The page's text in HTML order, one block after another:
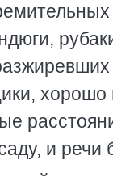
хорошо
и речи